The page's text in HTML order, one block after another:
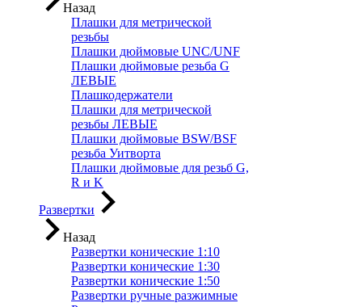
Назад
Плашки для метрической
резьбы
Плашки дюймовые UNC/UNF
Плашки дюймовые резьба G
ЛЕВЫЕ
Плашкодержатели
Плашки для метрической
резьбы ЛЕВЫЕ
Плашки дюймовые BSW/BSF
резьба Уитворта
Плашки дюймовые для резьб G,
R и K
Развертки
Назад
Развертки конические 1:10
Развертки конические 1:30
Развертки конические 1:50
Развертки ручные разжимные